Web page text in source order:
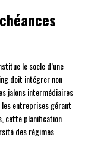
le socle d’une
doit intégrer non
jalons intermédiaires
entreprises gérant
cette planification
des régimes